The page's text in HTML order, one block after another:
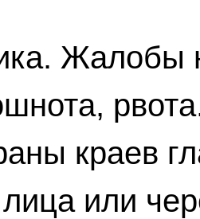
Жалобы
краев
или